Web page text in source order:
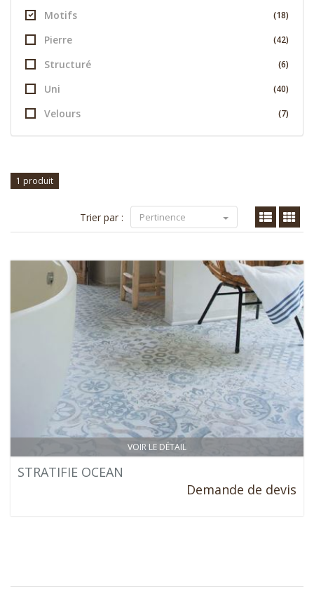
Motifs (18)
Pierre (42)
Structuré (6)
Uni (40)
Velours (7)
1 produit
Trier par : Pertinence
VOIR LE DÉTAIL
STRATIFIE OCEAN
Demande de devis